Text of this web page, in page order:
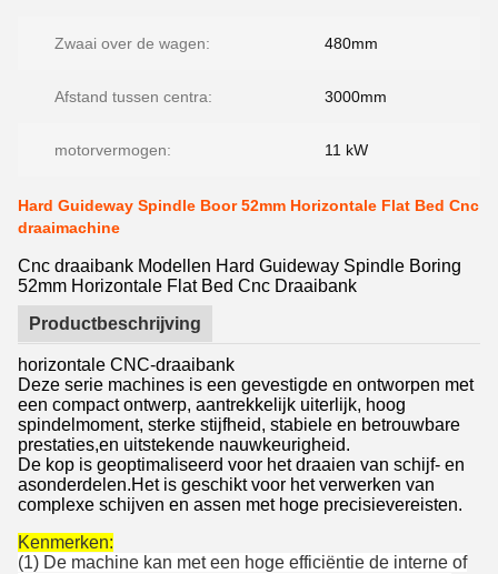
Zwaai over de wagen: 480mm
Afstand tussen centra: 3000mm
motorvermogen: 11 kW
Hard Guideway Spindle Boor 52mm Horizontale Flat Bed Cnc
draaimachine
Cnc draaibank Modellen Hard Guideway Spindle Boring
52mm Horizontale Flat Bed Cnc Draaibank
Productbeschrijving
horizontale CNC-draaibank
Deze serie machines is een gevestigde en ontworpen met
een compact ontwerp, aantrekkelijk uiterlijk, hoog
spindelmoment, sterke stijfheid, stabiele en betrouwbare
prestaties,en uitstekende nauwkeurigheid.
De kop is geoptimaliseerd voor het draaien van schijf- en
asonderdelen.Het is geschikt voor het verwerken van
complexe schijven en assen met hoge precisievereisten.
Kenmerken:
(1) De machine kan met een hoge efficiëntie de interne of